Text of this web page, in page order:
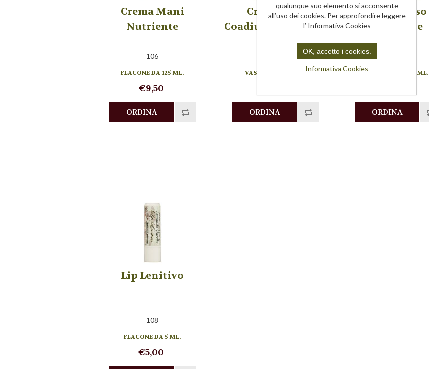
Crema Mani
Nutriente
106
FLACONE DA 125 ML.
€9,50
Crema Viso
Coadiuvante Rughe
VASETTO DA 50 ML.
Crema Viso
Idratante
VASETTO DA 50 ML.
Lip Lenitivo
108
FLACONE DA 5 ML.
€5,00
qualunque suo elemento si acconsente
all’uso dei cookies. Per approfondire leggere
l’ Informativa Cookies
OK, accetto i cookies.
Informativa Cookies